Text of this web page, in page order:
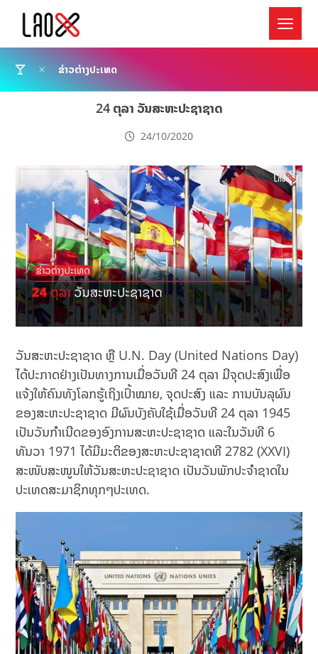
ຂ່າວຕ່າງປະເທດ
24 ຕຸລາ ວັນສະຫະປະຊາຊາດ
24/10/2020
ວັນສະຫະປະຊາຊາດ ຫຼື U.N. Day (United Nations Day)
ໄດ້ປະກາດຢ່າງເປັນທາງການເມື່ອວັນທີ 24 ຕຸລາ ມີຈຸດປະສົງເພື່ອ
ແຈ້ງໃຫ້ຄົນທັງໂລກຮູ້ເຖິງເປົ້າໝາຍ, ຈຸດປະສົງ ແລະ ການບັນລຸຜົນ
ຂອງສະຫະປະຊາຊາດ ມີຜົນບັງຄັບໃຊ້ເມື່ອວັນທີ 24 ຕຸລາ 1945
ເປັນວັນກຳເນີດຂອງອົງການສະຫະປະຊາຊາດ ແລະໃນວັນທີ 6
ທັນວາ 1971 ໄດ້ມີມະຕິຂອງສະຫະປະຊາຊາດທີ 2782 (XXVI)
ສະໜັບສະໜູນໃຫ້ວັນສະຫະປະຊາຊາດ ເປັນວັນພັກປະຈຳຊາດໃນ
ປະເທດສະມາຊິກທຸກໆປະເທດ.